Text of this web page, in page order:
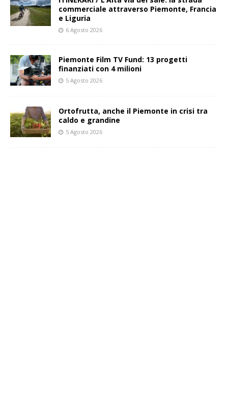
commerciale attraverso Piemonte, Francia
e Liguria
6 Agosto 2026
Piemonte Film TV Fund: 13 progetti
finanziati con 4 milioni
5 Agosto 2026
Ortofrutta, anche il Piemonte in crisi tra
caldo e grandine
5 Agosto 2026